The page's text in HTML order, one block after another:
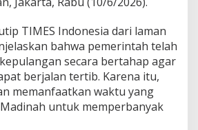
J
u
h
d
a
r
i
M
a
TIMES Indonesia dari laman
bahwa pemerintah telah
secara bertahap agar
berjalan tertib. Karena itu,
memanfaatkan waktu yang
untuk memperbanyak